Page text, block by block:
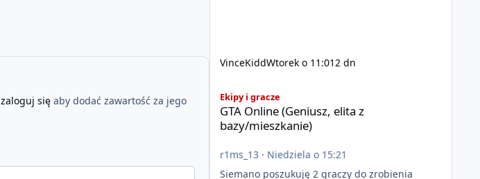
zaloguj sięaby dodać zawartość za jego
VinceKiddWtorek o 11:012 dn
Ekipy i gracze
GTA Online (Geniusz, elita z
bazy/mieszkanie)
r1ms_13 · Niedziela o 15:21
Siemano poszukuję 2 graczy do zrobienia